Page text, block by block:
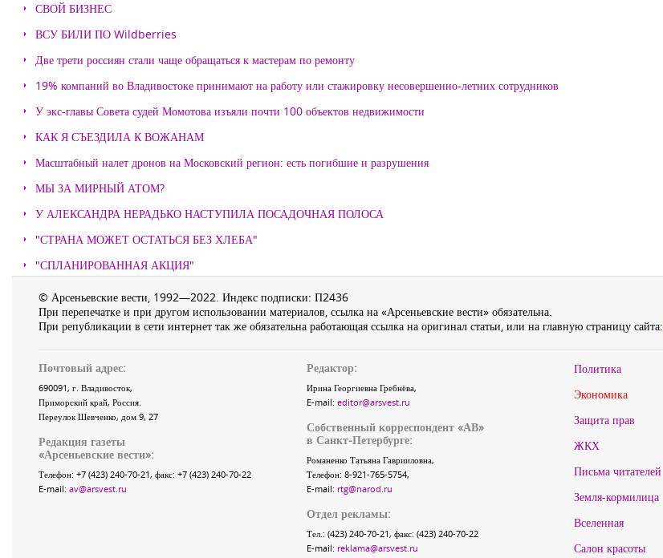
СВОЙ БИЗНЕС
ВСУ БИЛИ ПО Wildberries
Две трети россиян стали чаще обращаться к мастерам по ремонту
19% компаний во Владивостоке принимают на работу или стажировку несовершенно-летних сотрудников
У экс-главы Совета судей Момотова изъяли почти 100 объектов недвижимости
КАК Я СЪЕЗДИЛА К ВОЖАНАМ
Масштабный налет дронов на Московский регион: есть погибшие и разрушения
МЫ ЗА МИРНЫЙ АТОМ?
У АЛЕКСАНДРА НЕРАДЬКО НАСТУПИЛА ПОСАДОЧНАЯ ПОЛОСА
"СТРАНА МОЖЕТ ОСТАТЬСЯ БЕЗ ХЛЕБА"
"СПЛАНИРОВАННАЯ АКЦИЯ"
© Арсеньевские вести, 1992—2022. Индекс подписки: П2436
При перепечатке и при другом использовании материалов, ссылка на «Арсеньевские вести» обязательна.
При републикации в сети интернет так же обязательна работающая ссылка на оригинал статьи, или на главную страницу сайта:
Почтовый адрес:
690091, г. Владивосток,
Приморский край, Россия.
Переулок Шевченко, дом 9, 27
Редакция газеты
«Арсеньевские вести»:
Телефон: +7 (423) 240-70-21, факс: +7 (423) 240-70-22
E-mail: av@arsvest.ru
Редактор:
Ирина Георгиевна Гребнёва,
E-mail: editor@arsvest.ru
Собственный корреспондент «АВ»
в Санкт-Петербурге:
Романенко Татьяна Гаврииловна,
Телефон: 8-921-765-5754,
E-mail: rtg@narod.ru
Отдел рекламы:
Тел.: (423) 240-70-21, факс: (423) 240-70-22
E-mail: reklama@arsvest.ru
Политика
Экономика
Защита прав
ЖКХ
Письма читателей
Земля-кормилица
Вселенная
Салон красоты